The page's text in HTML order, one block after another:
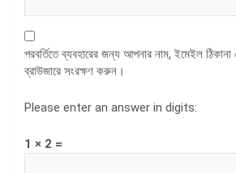
পরবর্তিতে ব্যবহারের জন্য আপনার নাম, ইমেইল
ব্রাউজারে সংরক্ষণ করুন।
Please enter an answer in digits:
1 × 2 =